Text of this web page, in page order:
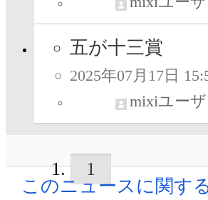
五が十三賞
2025年07月17日
mixiユー
1
このニュースに関す